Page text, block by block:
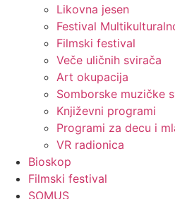
Likovna jesen
Festival
Filmski festival
Veče uličnih svirača
Art okupacija
Somborske muzičke
Književni programi
Programi za decu i
VR radionica
Bioskop
Filmski festival
SOMUS